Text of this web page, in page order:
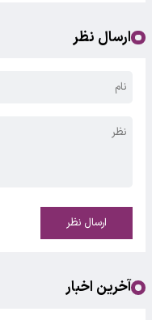
ارسال نظر
ارسال نظر
آخرین اخبار